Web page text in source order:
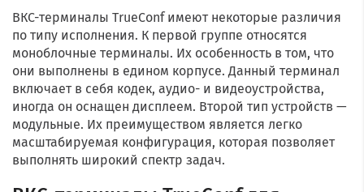
ВКС-терминалы TrueConf имеют некоторые различия
по типу исполнения. К первой группе относятся
моноблочные терминалы. Их особенность в том, что
они выполнены в едином корпусе. Данный терминал
включает в себя кодек, аудио- и видеоустройства,
иногда он оснащен дисплеем. Второй тип устройств —
модульные. Их преимуществом является легко
масштабируемая конфигурация, которая позволяет
выполнять широкий спектр задач.